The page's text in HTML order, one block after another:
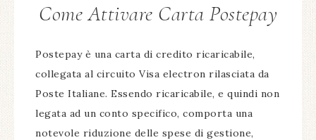
Come Attivare Carta Postepay
Postepay è una carta di credito ricaricabile,
collegata al circuito Visa electron rilasciata da
Poste Italiane. Essendo ricaricabile, e quindi non
legata ad un conto specifico, comporta una
notevole riduzione delle spese di gestione,